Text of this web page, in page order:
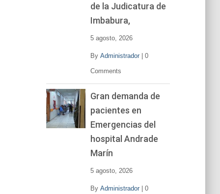
de la Judicatura de
Imbabura,
5 agosto, 2026
By Administrador| 0
Comments
Gran demanda de
pacientes en
Emergencias del
hospital Andrade
Marín
5 agosto, 2026
By Administrador| 0